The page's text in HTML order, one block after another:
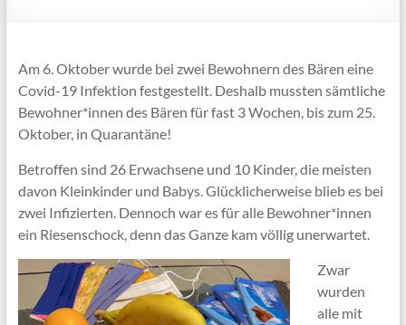
Am 6. Oktober wurde bei zwei Bewohnern des Bären eine
Covid-19 Infektion festgestellt. Deshalb mussten sämtliche
Bewohner*innen des Bären für fast 3 Wochen, bis zum 25.
Oktober, in Quarantäne!
Betroffen sind 26 Erwachsene und 10 Kinder, die meisten
davon Kleinkinder und Babys. Glücklicherweise blieb es bei
zwei Infizierten. Dennoch war es für alle Bewohner*innen
ein Riesenschock, denn das Ganze kam völlig unerwartet.
Zwar
wurden
alle mit